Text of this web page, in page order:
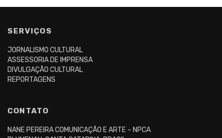
SERVIÇOS
JORNALISMO CULTURAL
ASSESSORIA DE IMPRENSA
DIVULGAÇÃO CULTURAL
REPORTAGENS
CONTATO
NANE PEREIRA COMUNICAÇÃO E ARTE – NPCA